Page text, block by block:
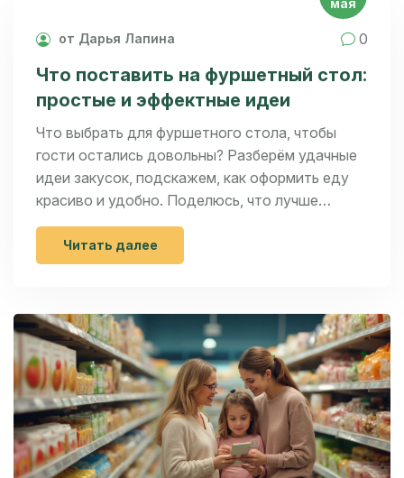
мая
от Дарья Лапина 0
Что поставить на фуршетный стол:
простые и эффектные идеи
Что выбрать для фуршетного стола, чтобы
гости остались довольны? Разберём удачные
идеи закусок, подскажем, как оформить еду
красиво и удобно. Поделюсь, что лучше
приготовить заранее, чем удивить сладкоежек
и как сделать подачу практичной. Не забудем
про напитки и необычные детали, которые
праздника.
Читать далее